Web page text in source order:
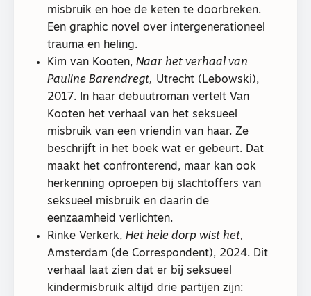
misbruik en hoe de keten te doorbreken.
Een graphic novel over intergenerationeel
trauma en heling.
Kim van Kooten, Naar het verhaal van
Pauline Barendregt, Utrecht (Lebowski),
2017. In haar debuutroman vertelt Van
Kooten het verhaal van het seksueel
misbruik van een vriendin van haar. Ze
beschrijft in het boek wat er gebeurt. Dat
maakt het confronterend, maar kan ook
herkenning oproepen bij slachtoffers van
seksueel misbruik en daarin de
eenzaamheid verlichten.
Rinke Verkerk, Het hele dorp wist het,
Amsterdam (de Correspondent), 2024. Dit
verhaal laat zien dat er bij seksueel
kindermisbruik altijd drie partijen zijn: